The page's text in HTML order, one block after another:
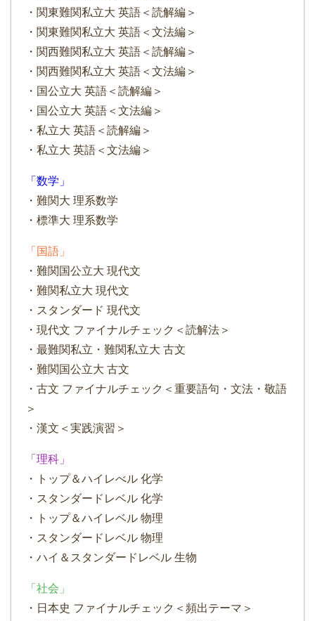
・関東難関私立大 英語＜読解編＞
・関東難関私立大 英語＜文法編＞
・関西難関私立大 英語＜読解編＞
・関西難関私立大 英語＜文法編＞
・国公立大 英語＜読解編＞
・国公立大 英語＜文法編＞
・私立大 英語＜読解編＞
・私立大 英語＜文法編＞
「数学」
・難関大 理系数学
・標準大 理系数学
「国語」
・難関国公立大 現代文
・難関私立大 現代文
・スタンダード 現代文
・現代文 ファイナルチェック＜読解法＞
・最難関私立・難関私立大 古文
・難関国公立大 古文
・古文 ファイナルチェック＜重要語句・文法・敬語
＞
・漢文＜実践演習＞
「理科」
・トップ＆ハイレべル 化学
・スタンダードレベル 化学
・トップ＆ハイレベル 物理
・スタンダードレベル 物理
・ハイ＆スタンダードレベル 生物
「社会」
・日本史 ファイナルチェック＜頻出テーマ＞